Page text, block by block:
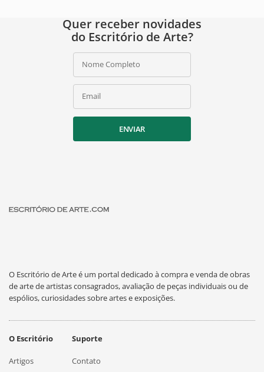
Quer receber novidades
do Escritório de Arte?
Nome Completo
Email
ENVIAR
O Escritório de Arte é um portal dedicado à compra e venda de obras
de arte de artistas consagrados, avaliação de peças individuais ou de
espólios, curiosidades sobre artes e exposições.
O Escritório
Artigos
Suporte
Contato